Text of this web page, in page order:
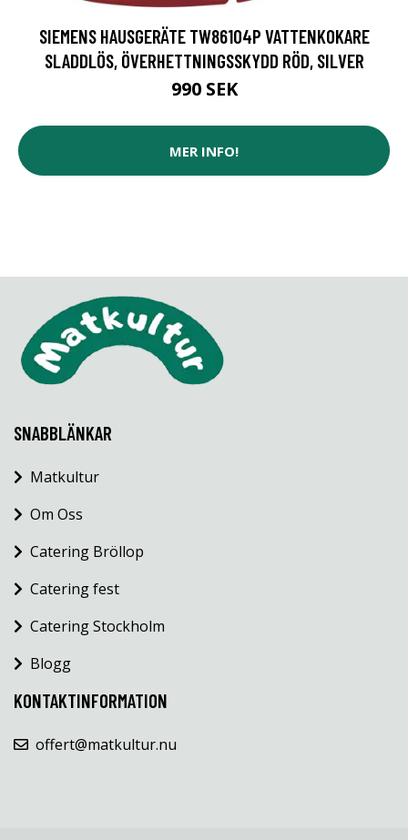
SIEMENS HAUSGERÄTE TW86104P VATTENKOKARE
SLADDLÖS, ÖVERHETTNINGSSKYDD RÖD, SILVER
990 SEK
MER INFO!
SNABBLÄNKAR
Matkultur
Om Oss
Catering Bröllop
Catering fest
Catering Stockholm
Blogg
KONTAKTINFORMATION
offert@matkultur.nu